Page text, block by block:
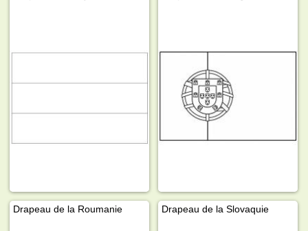
Drapeau de la Roumanie Drapeau de la Slovaquie